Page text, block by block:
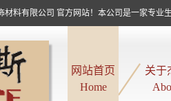
料有限公司 官方网站！本公司是一家专
网站首页
Home
关于